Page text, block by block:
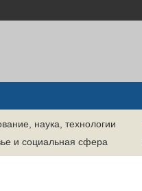
наука, технологии
и социальная сфера